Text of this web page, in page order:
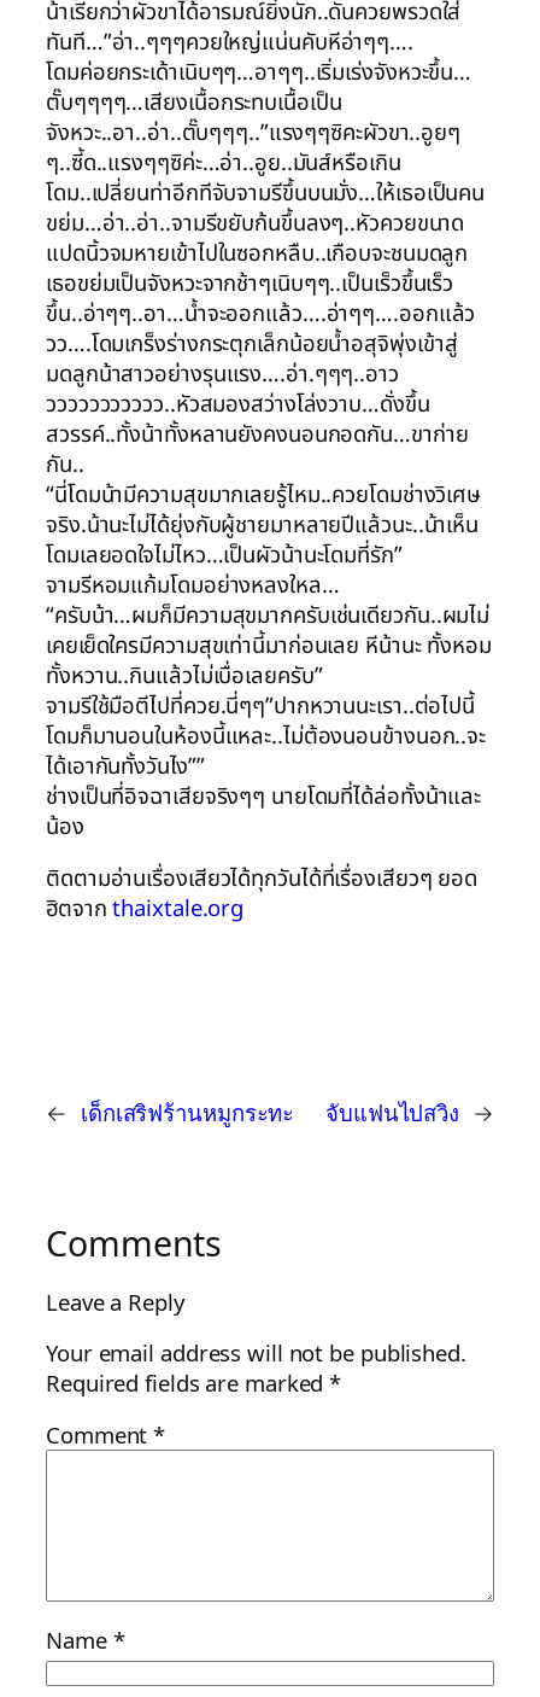
น้าเรียกว่าผัวขาได้อารมณ์ยิ่งนัก..ดันควยพรวดใส่
ทันที…”อ่า..ๆๆๆควยใหญ่แน่นคับหีอ่าๆๆ….
โดมค่อยกระเด้าเนิบๆๆ…อาๆๆ..เริ่มเร่งจังหวะขึ้น…
ตั๊บๆๆๆๆ…เสียงเนื้อกระทบเนื้อเป็น
จังหวะ..อา..อ่า..ตั๊บๆๆๆ..”แรงๆๆซิคะผัวขา..อูยๆ
ๆ..ซี้ด..แรงๆๆซิค่ะ…อ่า..อูย..มันส์หรือเกิน
โดม..เปลี่ยนท่าอีกทีจับจามรีขึ้นบนมั่ง…ให้เธอเป็นคน
ขย่ม…อ่า..อ่า..จามรีขยับก้นขึ้นลงๆ..หัวควยขนาด
แปดนิ้วจมหายเข้าไปในซอกหลืบ..เกือบจะชนมดลูก
เธอขย่มเป็นจังหวะจากช้าๆเนิบๆๆ..เป็นเร็วขึ้นเร็ว
ขึ้น..อ่าๆๆ..อา…น้ำจะออกแล้ว….อ่าๆๆ….ออกแล้ว
วว….โดมเกร็งร่างกระตุกเล็กน้อยน้ำอสุจิพุ่งเข้าสู่
มดลูกน้าสาวอย่างรุนแรง….อ่า.ๆๆๆ..อาว
ววววววววววว..หัวสมองสว่างโล่งวาบ…ดั่งขึ้น
สวรรค์..ทั้งน้าทั้งหลานยังคงนอนกอดกัน…ขาก่าย
กัน..
“นี่โดมน้ามีความสุขมากเลยรู้ไหม..ควยโดมช่างวิเศษ
จริง.น้านะไม่ได้ยุ่งกับผู้ชายมาหลายปีแล้วนะ..น้าเห็น
โดมเลยอดใจไม่ไหว…เป็นผัวน้านะโดมที่รัก”
จามรีหอมแก้มโดมอย่างหลงใหล…
“ครับน้า…ผมก็มีความสุขมากครับเช่นเดียวกัน..ผมไม่
เคยเย็ดใครมีความสุขเท่านี้มาก่อนเลย หีน้านะ ทั้งหอม
ทั้งหวาน..กินแล้วไม่เบื่อเลยครับ”
จามรีใช้มือตีไปที่ควย.นี่ๆๆ”ปากหวานนะเรา..ต่อไปนี้
โดมก็มานอนในห้องนี้แหละ..ไม่ต้องนอนข้างนอก..จะ
ได้เอากันทั้งวันไง””
ช่างเป็นที่อิจฉาเสียจริงๆๆ นายโดมที่ได้ล่อทั้งน้าและ
น้อง
ติดตามอ่านเรื่องเสียวได้ทุกวันได้ที่เรื่องเสียวๆ ยอด
ฮิตจากthaixtale.org
← เด็กเสริฟร้านหมูกระทะ จับแฟนไปสวิง →
Comments
Leave a Reply
Your email address will not be published.
Required fields are marked*
Comment*
Name *